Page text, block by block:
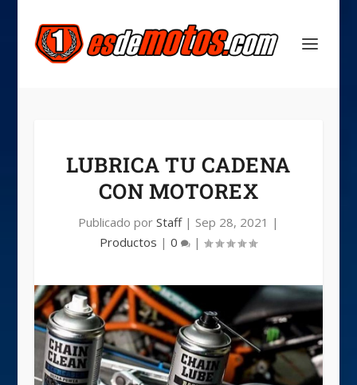
LUBRICA TU CADENA
CON MOTOREX
Publicado por Staff| Sep 28, 2021 |
Productos |0 |